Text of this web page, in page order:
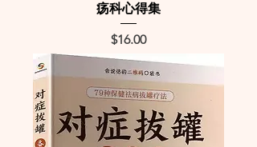
疡科心得集
Price
$16.00